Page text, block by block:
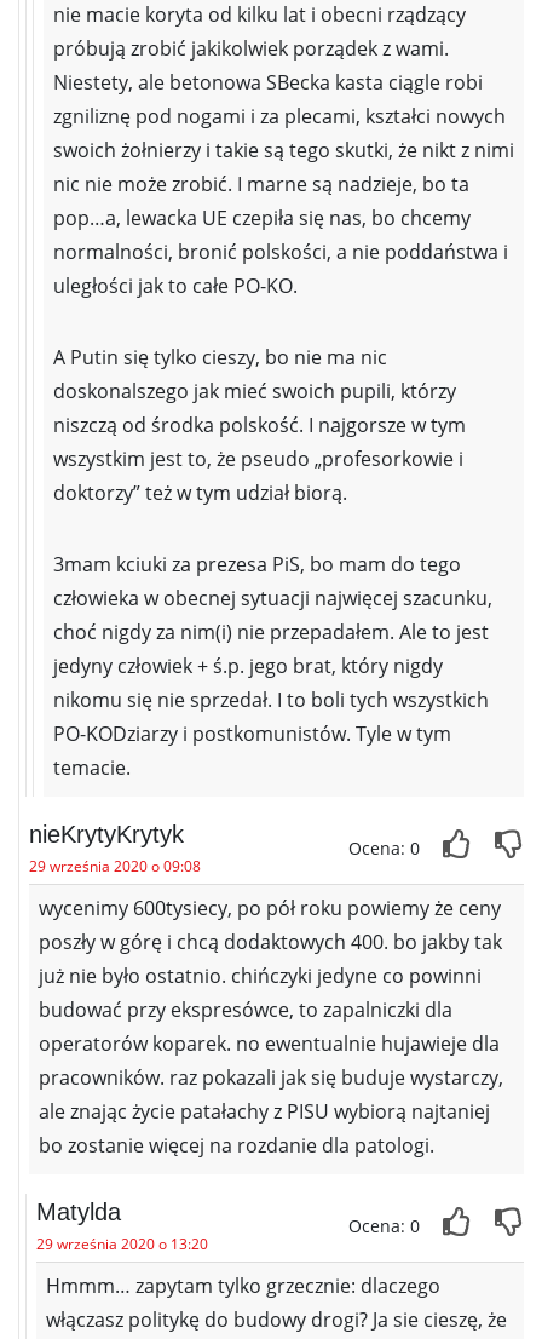
nie macie koryta od kilku lat i obecni rządzący
próbują zrobić jakikolwiek porządek z wami.
Niestety, ale betonowa SBecka kasta ciągle robi
zgniliznę pod nogami i za plecami, kształci nowych
swoich żołnierzy i takie są tego skutki, że nikt z nimi
nic nie może zrobić. I marne są nadzieje, bo ta
pop…a, lewacka UE czepiła się nas, bo chcemy
normalności, bronić polskości, a nie poddaństwa i
uległości jak to całe PO-KO.
A Putin się tylko cieszy, bo nie ma nic
doskonalszego jak mieć swoich pupili, którzy
niszczą od środka polskość. I najgorsze w tym
wszystkim jest to, że pseudo „profesorkowie i
doktorzy” też w tym udział biorą.
3mam kciuki za prezesa PiS, bo mam do tego
człowieka w obecnej sytuacji najwięcej szacunku,
choć nigdy za nim(i) nie przepadałem. Ale to jest
jedyny człowiek + ś.p. jego brat, który nigdy
nikomu się nie sprzedał. I to boli tych wszystkich
PO-KODziarzy i postkomunistów. Tyle w tym
temacie.
nieKrytyKrytyk
29 września 2020 o 09:08
Ocena: 0
wycenimy 600tysiecy, po pół roku powiemy że ceny
poszły w górę i chcą dodaktowych 400. bo jakby tak
już nie było ostatnio. chińczyki jedyne co powinni
budować przy ekspresówce, to zapalniczki dla
operatorów koparek. no ewentualnie hujawieje dla
pracowników. raz pokazali jak się buduje wystarczy,
ale znając życie patałachy z PISU wybiorą najtaniej
bo zostanie więcej na rozdanie dla patologi.
Matylda
29 września 2020 o 13:20
Ocena: 0
Hmmm… zapytam tylko grzecznie: dlaczego
włączasz politykę do budowy drogi? Ja sie cieszę, że